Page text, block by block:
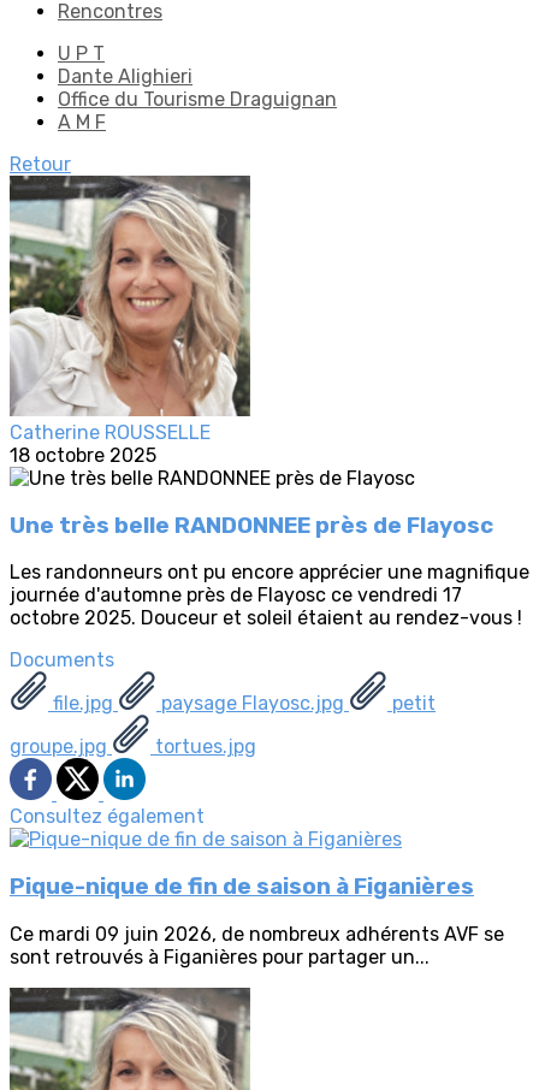
Rencontres
U P T
Dante Alighieri
Office du Tourisme Draguignan
A M F
Retour
Catherine ROUSSELLE
18 octobre 2025
Une très belle RANDONNEE près de Flayosc
Les randonneurs ont pu encore apprécier une magnifique
journée d'automne près de Flayosc ce vendredi 17
octobre 2025. Douceur et soleil étaient au rendez-vous !
Documents
file.jpg
paysage Flayosc.jpg
petit
groupe.jpg
tortues.jpg
Consultez également
Pique-nique de fin de saison à Figanières
Ce mardi 09 juin 2026, de nombreux adhérents AVF se
sont retrouvés à Figanières pour partager un...